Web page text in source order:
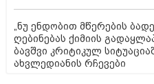
„ნუ ენდობით მწერების
ღებინებას ქიმიის
ბავშვი კრიტიკულ
ახვლედიანის რჩევები